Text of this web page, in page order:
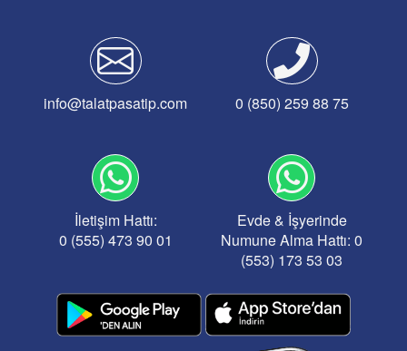
info@talatpasatip.com 0 (850) 259 88 75
İletişim Hattı:
0 (555) 473 90 01
Evde & İşyerinde
Numune Alma Hattı: 0
(553) 173 53 03